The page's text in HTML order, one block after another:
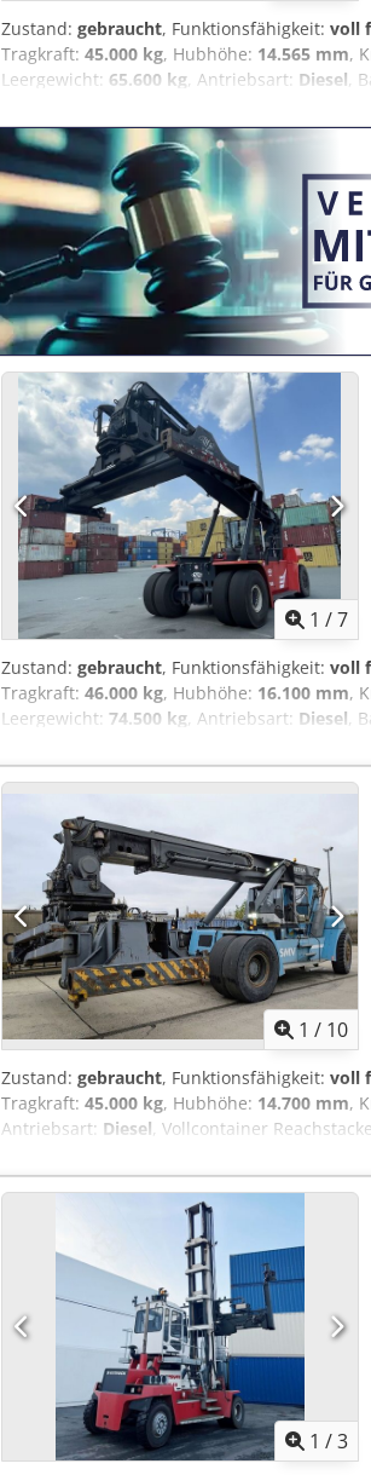
Zustand: gebraucht, Funktionsfähigkeit: voll
Tragkraft: 45.000 kg, Hubhöhe: 14.565 mm,
Leergewicht: 65.600 kg, Antriebsart: Diesel,
Eex Akwsck Getriebe: Clark 4-gear
Technisch: gut Bereifung vorne Grösse:
pileslope on spreader, hydr. sliding cabin
1 /7
Zustand: gebraucht, Funktionsfähigkeit: voll
Tragkraft: 46.000 kg, Hubhöhe: 16.100 mm,
Leergewicht: 74.500 kg, Antriebsart: Diesel,
Lastschwerpunkt: 1780 Getriebe: Dana
Technisch: sehr gut Dsdpfx Ajzr Spxekweck
18.00-25 EN: hydraulically sliding cabin
camera air-condition (automatic climate
Zentralschmierung für Chassis, Ausleger
elektronischer Klimaanlage automatische
1 / 10
Zustand: gebraucht, Funktionsfähigkeit: voll
Tragkraft: 45.000 kg, Hubhöhe: 14.700 mm,
Antriebsart: Diesel, Vollcontainer
automatic Zustand: Einsatzbereit und voll
18.00-33 Bereifung hinten Grösse: 18.00-33
Iepfx Akwek 2x central greasing system on
lights in LED, hydraulically sliding drivers
1 /3